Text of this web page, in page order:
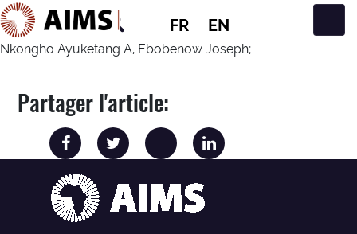
FR EN
Navigation principale
Nkongho Ayuketang A, Ebobenow Joseph;
Partager l'article: